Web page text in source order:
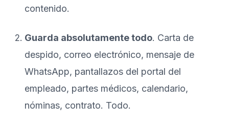
contenido.
Guarda absolutamente todo. Carta de
despido, correo electrónico, mensaje de
WhatsApp, pantallazos del portal del
empleado, partes médicos, calendario,
nóminas, contrato. Todo.